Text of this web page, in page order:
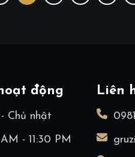
động
Chủ nhật
- 11:30 PM
Liên